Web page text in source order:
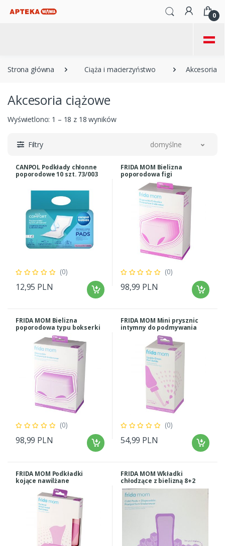
0
=
Strona główna Ciąża i macierzyństwo Akcesoria
Akcesoria ciążowe
Wyświetlono: 1 – 18 z 18 wyników
Filtry domyślne
CANPOL Podkłady chłonne
poporodowe 10 szt. 73/003
(0)
12,95 PLN
FRIDA MOM Bielizna
poporodowa figi
(0)
98,99 PLN
FRIDA MOM Bielizna
poporodowa typu bokserki
(0)
98,99 PLN
FRIDA MOM Mini prysznic
intymny do podmywania
(0)
54,99 PLN
FRIDA MOM Podkładki
kojące nawilżane
poporodowe 24 szt.
FRIDA MOM Wkładki
chłodzące z bielizną 8+2